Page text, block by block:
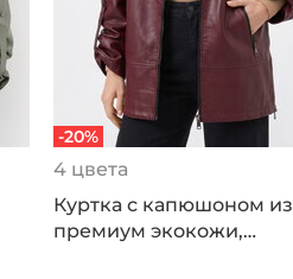
-20%
4 цвета
Куртка с капюшоном из
премиум экокожи,